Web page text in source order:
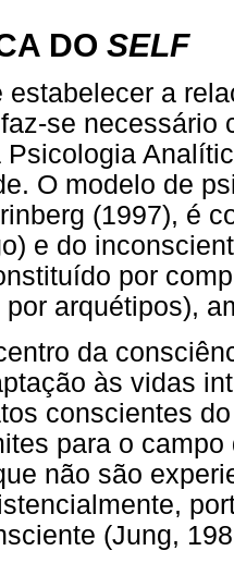
DO SELF
estabelecer a
se necessário
Psicologia
O modelo de
(1997), é
e do
por
arquétipos),
da
às vidas
conscientes
para o
não são
(Jung,